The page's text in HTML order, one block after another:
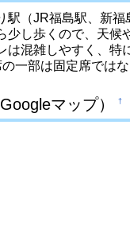
駅（JR福島駅、新福
少し歩くので、天候
は混雑しやすく、特
一部は固定席では
マップ） †